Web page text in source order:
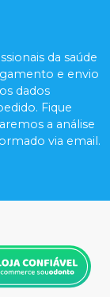
da saúde
e envio
dados
Fique
a análise
via email.